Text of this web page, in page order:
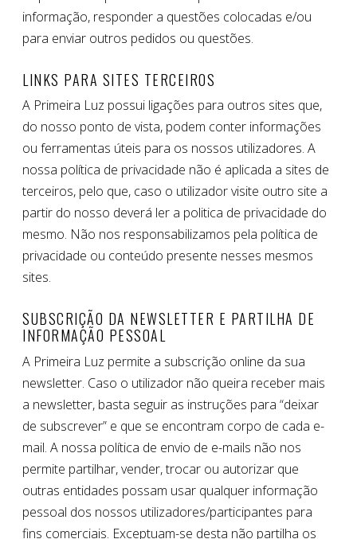
informação, responder a questões colocadas e/ou
para enviar outros pedidos ou questões.
LINKS PARA SITES TERCEIROS
A Primeira Luz possui ligações para outros sites que,
do nosso ponto de vista, podem conter informações
ou ferramentas úteis para os nossos utilizadores. A
nossa política de privacidade não é aplicada a sites de
terceiros, pelo que, caso o utilizador visite outro site a
partir do nosso deverá ler a politica de privacidade do
mesmo. Não nos responsabilizamos pela política de
privacidade ou conteúdo presente nesses mesmos
sites.
SUBSCRIÇÃO DA NEWSLETTER E PARTILHA DE
INFORMAÇÃO PESSOAL
A Primeira Luz permite a subscrição online da sua
newsletter. Caso o utilizador não queira receber mais
a newsletter, basta seguir as instruções para “deixar
de subscrever” e que se encontram corpo de cada e-
mail. A nossa política de envio de e-mails não nos
permite partilhar, vender, trocar ou autorizar que
outras entidades possam usar qualquer informação
pessoal dos nossos utilizadores/participantes para
fins comerciais. Exceptuam-se desta não partilha os